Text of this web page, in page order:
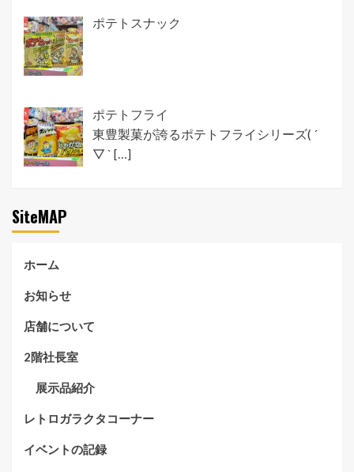
ポテトスナック
ポテトフライ
東豊製菓が誇るポテトフライシリーズ( ´
▽ ` […]
SiteMAP
ホーム
お知らせ
店舗について
2階社長室
展示品紹介
レトロガラクタコーナー
イベントの記録